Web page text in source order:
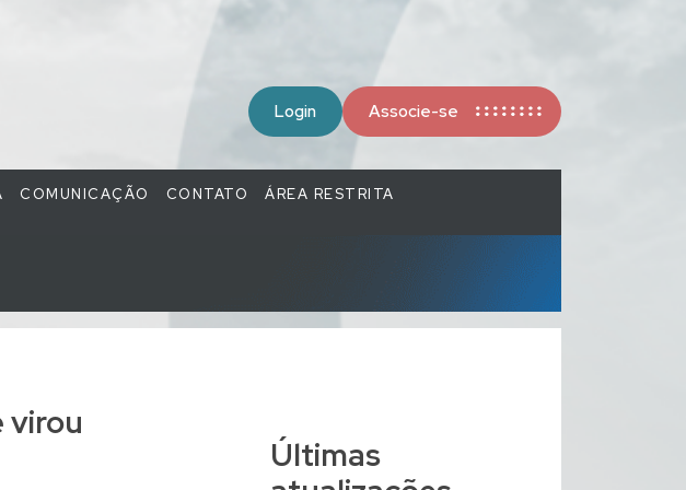
Login Associe-se
COMUNICAÇÃO CONTATO ÁREA RESTRITA
virou
Últimas